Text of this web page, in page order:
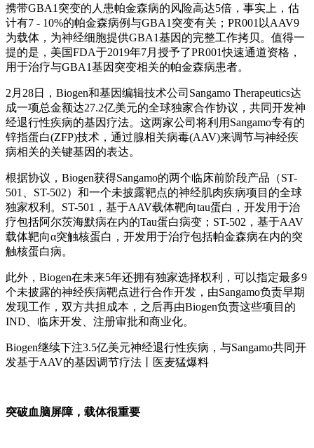
携带GBA1突变的人患帕金森病的风险高达5倍，事实上，估
计有7 - 10%的帕金森病例与GBA1突变有关；PR001以AAV9
为载体，为神经细胞提供GBA1基因的完整工作拷贝。值得一
提的是，美国FDA于2019年7月授予了PR001快速通道资格，
用于治疗与GBA1基因突变相关的帕金森病患者。
2月28日，Biogen和基因编辑技术公司Sangamo Therapeutics达
成一项总金额达27.2亿美元的全球独家合作协议，共同开发神
经退行性疾病的基因疗法。这两家公司将利用Sangamo专有的
锌指蛋白(ZFP)技术，通过腺相关病毒(AAV)来调节与神经疾
病相关的关键基因的表达。
根据协议，Biogen获得Sangamo的两个临床前阶段产品（ST-
501、ST-502）和一个未披露靶点的神经肌肉疾病项目的全球
独家权利。ST-501，基于AAV载体靶向tau蛋白，开发用于治
疗包括阿尔茨海默病在内的Tau蛋白病变；ST-502，基于AAV
载体靶向α突触核蛋白，开发用于治疗包括帕金森病在内的突
触核蛋白病。
此外，Biogen在未来5年还拥有独家选择权利，可以指定最多9
个未披露的神经疾病靶点进行合作开发，由Sangamo负责早期
发现工作，双方共担成本，之后再由Biogen负责这些项目的
IND、临床开发、注册审批和商业化。
Biogen继续下注3.5亿美元神经退行性疾病，与Sangamo共同开
发基于AAV的基因调节疗法丨医麦猛爆料
突破血脑屏障，载体很重要